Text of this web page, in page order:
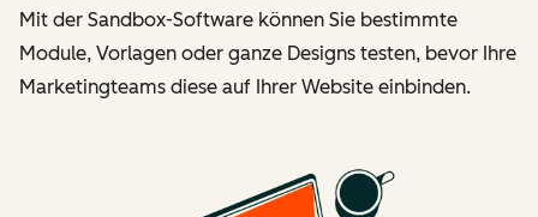
Mit der Sandbox-Software können Sie bestimmte
Module, Vorlagen oder ganze Designs testen, bevor Ihre
Marketingteams diese auf Ihrer Website einbinden.